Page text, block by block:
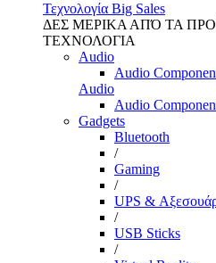
Τεχνολογία Big Sales
ΔΕΣ ΜΕΡΙΚΑ ΑΠΌ ΤΑ
ΤΕΧΝΟΛΟΓΙΑ
Audio
Audio
Audio
Audio
Gadgets
Bluetooth
/
Gaming
/
UPS &
/
USB Sticks
/